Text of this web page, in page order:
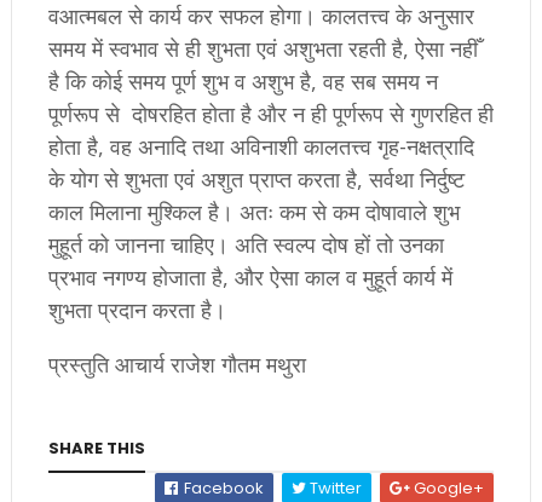
वआत्मबल से कार्य कर सफल होगा। कालतत्त्व के अनुसार
समय में स्वभाव से ही शुभता एवं अशुभता रहती है, ऐसा नहीँ
है कि कोई समय पूर्ण शुभ व अशुभ है, वह सब समय न
पूर्णरूप से दोषरहित होता है और न ही पूर्णरूप से गुणरहित ही
होता है, वह अनादि तथा अविनाशी कालतत्त्व गृह-नक्षत्रादि
के योग से शुभता एवं अशुत प्राप्त करता है, सर्वथा निर्दुष्ट
काल मिलाना मुश्किल है। अतः कम से कम दोषावाले शुभ
मुहूर्त को जानना चाहिए। अति स्वल्प दोष हों तो उनका
प्रभाव नगण्य होजाता है, और ऐसा काल व मुहूर्त कार्य में
शुभता प्रदान करता है।
प्रस्तुति आचार्य राजेश गौतम मथुरा
SHARE THIS
Facebook
Twitter
Google+